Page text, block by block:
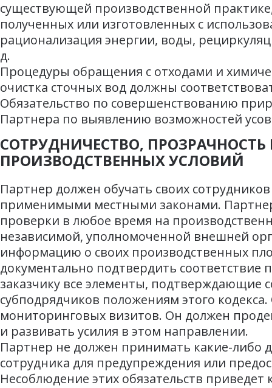
существующей производственной
полученных или изготовленных с
рационализация энергии, воды,
д.
Процедуры обращения с отходами и
очистка сточных вод должны
Обязательство по совершенствованию
Партнера по выявлению возможностей
СОТРУДНИЧЕСТВО,
ПРОИЗВОДСТВЕННЫХ УСЛОВИЙ
Партнер должен обучать своих
применимыми местными законами.
проверки в любое время на
независимой, уполномоченной внешней
информацию о своих производственных
документально подтвердить
заказчику все элементы, подтверждающие
субподрядчиков положениям этого
мониторинговых визитов. Он должен
и развивать усилия в этом направлении.
Партнер не должен принимать какие-
сотрудника для предупреждения или
Несоблюдение этих обязательств